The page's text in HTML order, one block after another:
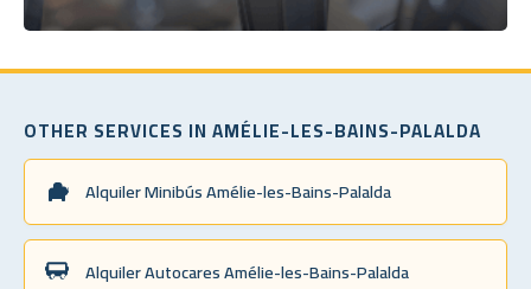
OTHER SERVICES IN AMÉLIE-LES-BAINS-PALALDA
Alquiler Minibús Amélie-les-Bains-Palalda
Alquiler Autocares Amélie-les-Bains-Palalda